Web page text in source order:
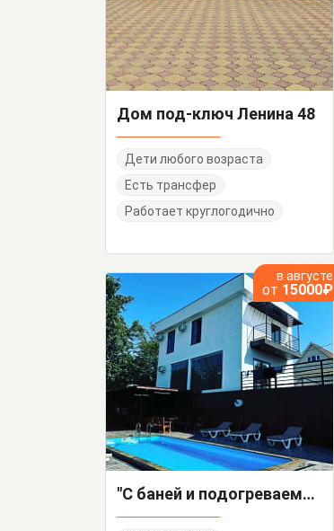
Дом под-ключ Ленина 48
Дети любого возраста
Есть трансфер
Работает круглогодично
в августе
от 15000₽
"С баней и подогреваемым бассейном" коттедж под-ключ